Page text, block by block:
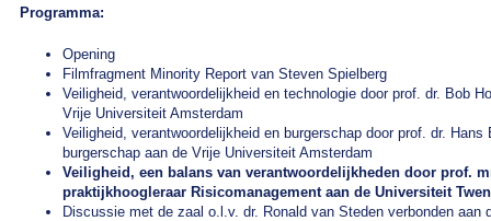
Programma:
Opening
Filmfragment Minority Report van Steven Spielberg
Veiligheid, verantwoordelijkheid en technologie door prof. dr. Bob
Vrije Universiteit Amsterdam
Veiligheid, verantwoordelijkheid en burgerschap door prof. dr.
burgerschap aan de Vrije Universiteit Amsterdam
Veiligheid, een balans van verantwoordelijkheden door prof.
praktijkhoogleraar Risicomanagement aan de Universiteit
Discussie met de zaal o.l.v. dr. Ronald van Steden verbonden